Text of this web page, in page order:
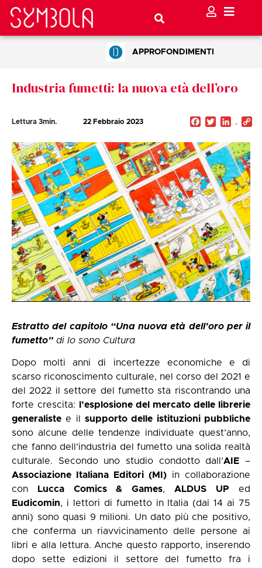
APPROFONDIMENTI
Industria fumetti: la nuova età dell’oro
Lettura 3min. 22 Febbraio 2023 Facebook
Twitter
Estratto del capitolo “Una nuova età dell’oro per il
fumetto” di Io sono Cultura
Dopo molti anni di incertezze economiche e di
scarso riconoscimento culturale, nel corso del 2021 e
del 2022 il settore del fumetto sta riscontrando una
forte crescita:
l’esplosione del mercato delle librerie
generaliste e il supporto delle istituzioni pubbliche
sono alcune delle tendenze individuate quest’anno,
che fanno dell’industria del fumetto una solida realtà
culturale. Secondo uno studio condotto dall’AIE –
Associazione Italiana Editori (MI) in collaborazione
con
Lucca Comics & Games,ALDUS UPed
Eudicomin, i lettori di fumetto in Italia (dai 14 ai 75
anni) sono quasi 9 milioni. Un dato più che positivo,
che conferma un riavvicinamento delle persone ai
libri e alla lettura. Anche questo rapporto, inserendo
dopo sette edizioni il settore del fumetto fra i